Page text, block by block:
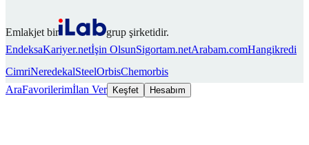
Emlakjet bir
grup şirketidir.
EndeksaKariyer.netİşin OlsunSigortam.netArabam.comHangikredi
CimriNeredekalSteelOrbisChemorbis
AraFavorilerimİlan Ver Keşfet Hesabım